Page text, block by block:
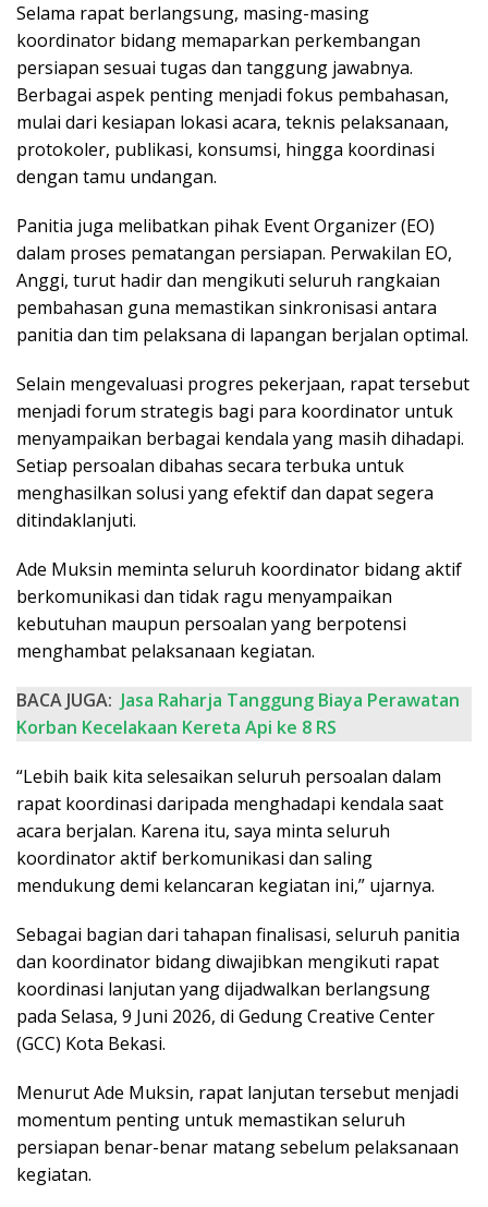
Selama rapat berlangsung, masing-masing
koordinator bidang memaparkan perkembangan
persiapan sesuai tugas dan tanggung jawabnya.
Berbagai aspek penting menjadi fokus pembahasan,
mulai dari kesiapan lokasi acara, teknis pelaksanaan,
protokoler, publikasi, konsumsi, hingga koordinasi
dengan tamu undangan.
Panitia juga melibatkan pihak Event Organizer (EO)
dalam proses pematangan persiapan. Perwakilan EO,
Anggi, turut hadir dan mengikuti seluruh rangkaian
pembahasan guna memastikan sinkronisasi antara
panitia dan tim pelaksana di lapangan berjalan optimal.
Selain mengevaluasi progres pekerjaan, rapat tersebut
menjadi forum strategis bagi para koordinator untuk
menyampaikan berbagai kendala yang masih dihadapi.
Setiap persoalan dibahas secara terbuka untuk
menghasilkan solusi yang efektif dan dapat segera
ditindaklanjuti.
Ade Muksin meminta seluruh koordinator bidang aktif
berkomunikasi dan tidak ragu menyampaikan
kebutuhan maupun persoalan yang berpotensi
menghambat pelaksanaan kegiatan.
BACA JUGA: Jasa Raharja Tanggung Biaya Perawatan
Korban Kecelakaan Kereta Api ke 8 RS
“Lebih baik kita selesaikan seluruh persoalan dalam
rapat koordinasi daripada menghadapi kendala saat
acara berjalan. Karena itu, saya minta seluruh
koordinator aktif berkomunikasi dan saling
mendukung demi kelancaran kegiatan ini,” ujarnya.
Sebagai bagian dari tahapan finalisasi, seluruh panitia
dan koordinator bidang diwajibkan mengikuti rapat
koordinasi lanjutan yang dijadwalkan berlangsung
pada Selasa, 9 Juni 2026, di Gedung Creative Center
(GCC) Kota Bekasi.
Menurut Ade Muksin, rapat lanjutan tersebut menjadi
momentum penting untuk memastikan seluruh
persiapan benar-benar matang sebelum pelaksanaan
kegiatan.